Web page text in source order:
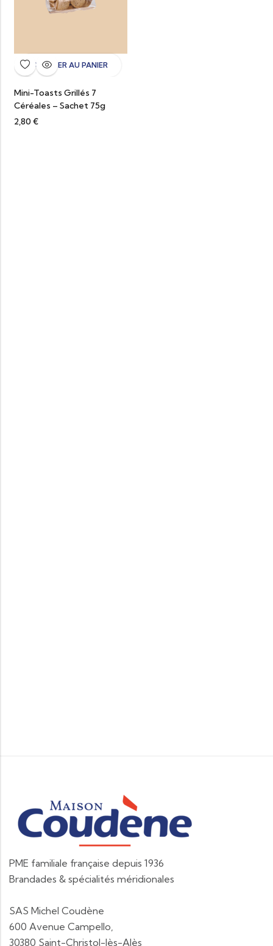
AJOUTER AU PANIER
Mini-Toasts Grillés 7
Céréales – Sachet 75g
2,80 €
PME familiale française depuis 1936
Brandades & spécialités méridionales
SAS Michel Coudène
600 Avenue Campello,
30380 Saint-Christol-lès-Alès